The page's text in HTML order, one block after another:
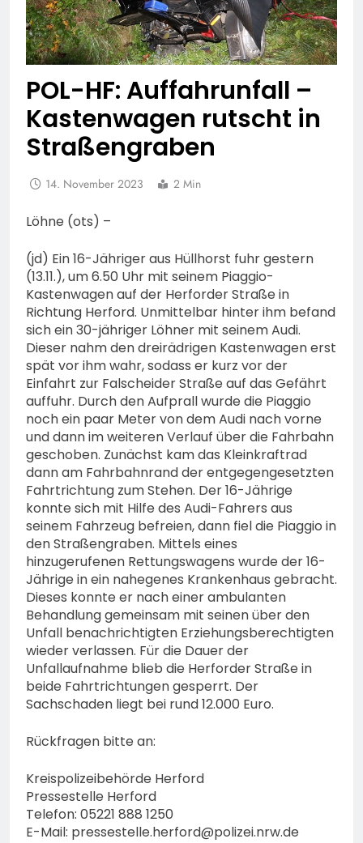
POL-HF: Auffahrunfall –
Kastenwagen rutscht in
Straßengraben
14. November 2023 2 Min
Löhne (ots) –
(jd) Ein 16-Jähriger aus Hüllhorst fuhr gestern
(13.11.), um 6.50 Uhr mit seinem Piaggio-
Kastenwagen auf der Herforder Straße in
Richtung Herford. Unmittelbar hinter ihm befand
sich ein 30-jähriger Löhner mit seinem Audi.
Dieser nahm den dreirädrigen Kastenwagen erst
spät vor ihm wahr, sodass er kurz vor der
Einfahrt zur Falscheider Straße auf das Gefährt
auffuhr. Durch den Aufprall wurde die Piaggio
noch ein paar Meter von dem Audi nach vorne
und dann im weiteren Verlauf über die Fahrbahn
geschoben. Zunächst kam das Kleinkraftrad
dann am Fahrbahnrand der entgegengesetzten
Fahrtrichtung zum Stehen. Der 16-Jährige
konnte sich mit Hilfe des Audi-Fahrers aus
seinem Fahrzeug befreien, dann fiel die Piaggio in
den Straßengraben. Mittels eines
hinzugerufenen Rettungswagens wurde der 16-
Jährige in ein nahegenes Krankenhaus gebracht.
Dieses konnte er nach einer ambulanten
Behandlung gemeinsam mit seinen über den
Unfall benachrichtigten Erziehungsberechtigten
wieder verlassen. Für die Dauer der
Unfallaufnahme blieb die Herforder Straße in
beide Fahrtrichtungen gesperrt. Der
Sachschaden liegt bei rund 12.000 Euro.
Rückfragen bitte an:
Kreispolizeibehörde Herford
Pressestelle Herford
Telefon: 05221 888 1250
E-Mail: pressestelle.herford@polizei.nrw.de